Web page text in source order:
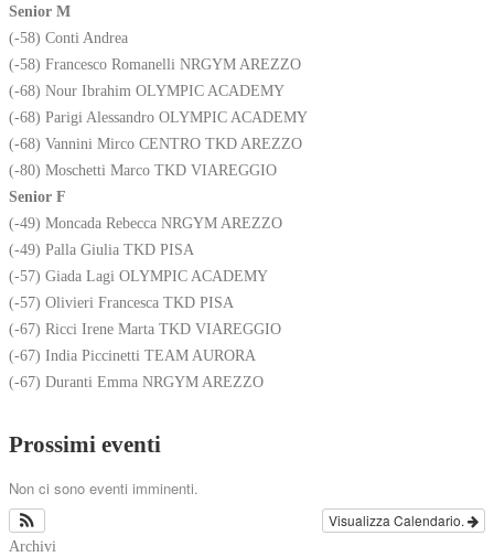
Senior M
(-58) Conti Andrea
(-58) Francesco Romanelli NRGYM AREZZO
(-68) Nour Ibrahim OLYMPIC ACADEMY
(-68) Parigi Alessandro OLYMPIC ACADEMY
(-68) Vannini Mirco CENTRO TKD AREZZO
(-80) Moschetti Marco TKD VIAREGGIO
Senior F
(-49) Moncada Rebecca NRGYM AREZZO
(-49) Palla Giulia TKD PISA
(-57) Giada Lagi OLYMPIC ACADEMY
(-57) Olivieri Francesca TKD PISA
(-67) Ricci Irene Marta TKD VIAREGGIO
(-67) India Piccinetti TEAM AURORA
(-67) Duranti Emma NRGYM AREZZO
Prossimi eventi
Non ci sono eventi imminenti.
Visualizza Calendario.
Archivi